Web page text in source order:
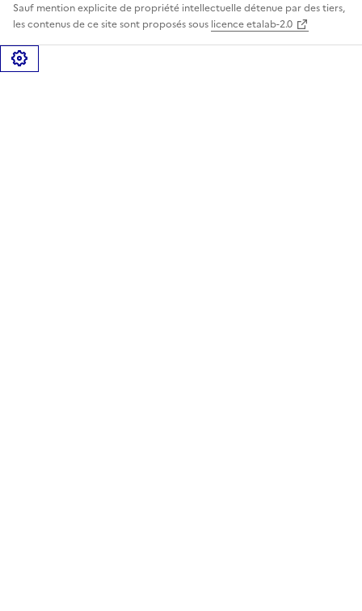
Sauf mention explicite de propriété intellectuelle détenue par des tiers,
les contenus de ce site sont proposés sous licence etalab-2.0
Gérer les cookies